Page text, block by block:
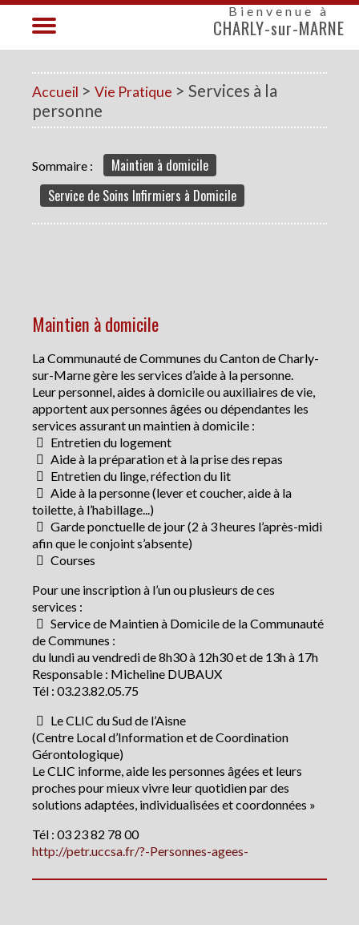
Bienvenue à
CHARLY-sur-MARNE
Accueil > Vie Pratique > Services à la
personne
Sommaire :
Maintien à domicile
Service de Soins Infirmiers à Domicile
Maintien à domicile
La Communauté de Communes du Canton de Charly-
sur-Marne gère les services d’aide à la personne.
Leur personnel, aides à domicile ou auxiliaires de vie,
apportent aux personnes âgées ou dépendantes les
services assurant un maintien à domicile :
Entretien du logement
Aide à la préparation et à la prise des repas
Entretien du linge, réfection du lit
Aide à la personne (lever et coucher, aide à la
toilette, à l’habillage...)
Garde ponctuelle de jour (2 à 3 heures l’après-midi
afin que le conjoint s’absente)
Courses
Pour une inscription à l’un ou plusieurs de ces
services :
Service de Maintien à Domicile de la Communauté
de Communes :
du lundi au vendredi de 8h30 à 12h30 et de 13h à 17h
Responsable : Micheline DUBAUX
Tél : 03.23.82.05.75
Le CLIC du Sud de l’Aisne
(Centre Local d’Information et de Coordination
Gérontologique)
Le CLIC informe, aide les personnes âgées et leurs
proches pour mieux vivre leur quotidien par des
solutions adaptées, individualisées et coordonnées »
Tél : 03 23 82 78 00
http://petr.uccsa.fr/?-Personnes-agees-